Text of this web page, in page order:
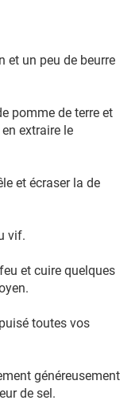
et un peu de beurre
pomme de terre et
extraire le
et écraser la de
vif.
et cuire quelques
toutes vos
généreusement
de sel.